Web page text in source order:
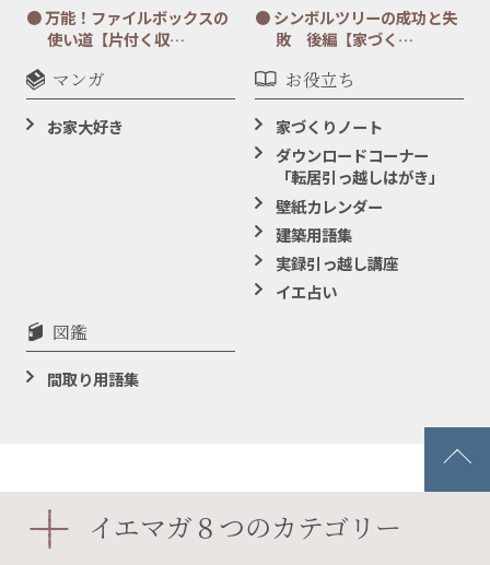
万能！ファイルボックスの
使い道【片付く収…
シンボルツリーの成功と失
敗 後編【家づく…
マンガ
お家大好き
お役立ち
家づくりノート
ダウンロードコーナー
「転居引っ越しはがき」
壁紙カレンダー
建築用語集
実録引っ越し講座
イエ占い
図鑑
間取り用語集
イエマガとは
イエマガ８つのカテゴリー